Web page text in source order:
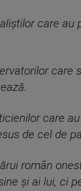
care au
care
care
de cel de
român
și ai lui, ci